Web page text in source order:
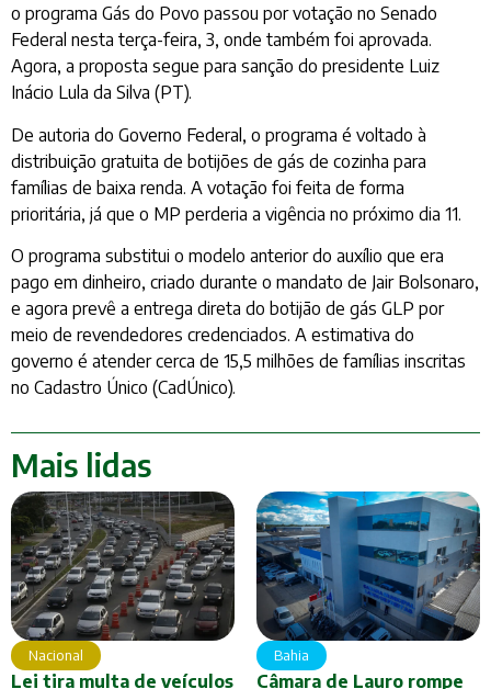
o programa Gás do Povo passou por votação no Senado
Federal nesta terça-feira, 3, onde também foi aprovada.
Agora, a proposta segue para sanção do presidente Luiz
Inácio Lula da Silva (PT).
De autoria do Governo Federal, o programa é voltado à
distribuição gratuita de botijões de gás de cozinha para
famílias de baixa renda. A votação foi feita de forma
prioritária, já que o MP perderia a vigência no próximo dia 11.
O programa substitui o modelo anterior do auxílio que era
pago em dinheiro, criado durante o mandato de Jair Bolsonaro,
e agora prevê a entrega direta do botijão de gás GLP por
meio de revendedores credenciados. A estimativa do
governo é atender cerca de 15,5 milhões de famílias inscritas
no Cadastro Único (CadÚnico).
Mais lidas
Nacional
Lei tira multa de veículos
Bahia
Câmara de Lauro rompe